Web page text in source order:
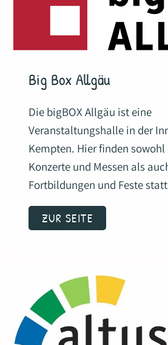
Big Box Allgäu
Die bigBOX Allgäu ist eine
Veranstaltungshalle in der
Kempten. Hier finden sowohl
Konzerte und Messen als
Fortbildungen und Feste
ZUR SEITE